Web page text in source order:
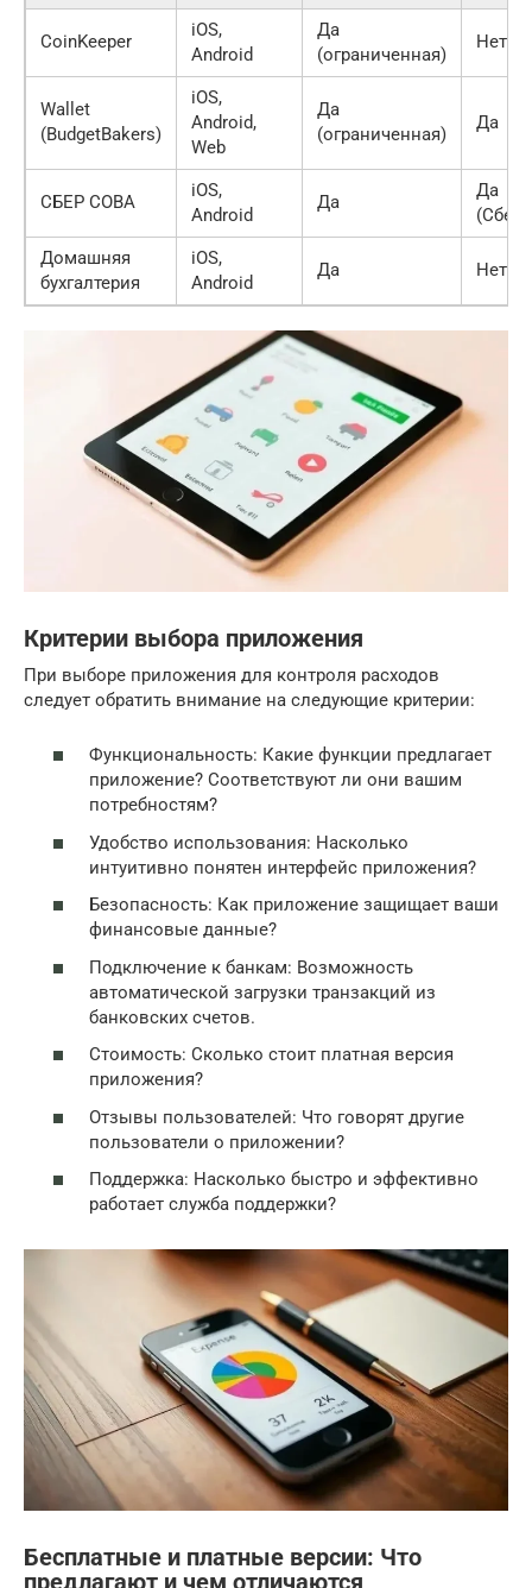
CoinKeeper
iOS,
Android
Да
(ограниченная)
Нет
Wallet
(BudgetBakers)
iOS,
Android,
Web
Да
(ограниченная)
Да
СБЕР СОВА
iOS,
Android
Да
Да
Домашняя
бухгалтерия
iOS,
Android
Да Нет
Критерии выбора приложения
При выборе приложения для контроля расходов
следует обратить внимание на следующие критерии:
Функциональность: Какие функции предлагает
приложение? Соответствуют ли они вашим
потребностям?
Удобство использования: Насколько
интуитивно понятен интерфейс приложения?
Безопасность: Как приложение защищает ваши
финансовые данные?
Подключение к банкам: Возможность
автоматической загрузки транзакций из
банковских счетов.
Стоимость: Сколько стоит платная версия
приложения?
Отзывы пользователей: Что говорят другие
пользователи о приложении?
Поддержка: Насколько быстро и эффективно
работает служба поддержки?
Бесплатные и платные версии: Что